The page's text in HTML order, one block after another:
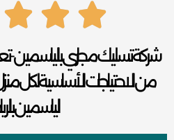
شركة تسليك مجاري بالياسمين
من الاحتياجات الأساسية لكل
الياسمين